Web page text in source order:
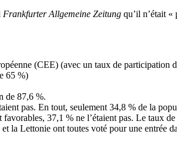
Frankfurter Allgemeine Zeitung qu’il n’était «
(CEE) (avec un taux de participation
65 %)
de 87,6 %.
pas. En tout, seulement 34,8 % de la
37,1 % ne l’étaient pas. Le taux
Lettonie ont toutes voté pour une entrée